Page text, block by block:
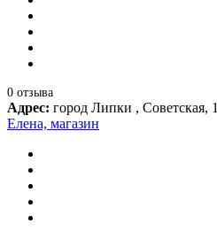
0 отзыва
Адрес: город Липки , Советская,
Елена, магазин